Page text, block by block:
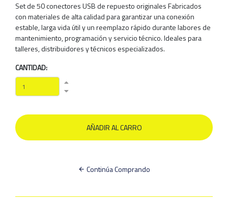
Set de 50 conectores USB de repuesto originales Fabricados
con materiales de alta calidad para garantizar una conexión
estable, larga vida útil y un reemplazo rápido durante labores de
mantenimiento, programación y servicio técnico. Ideales para
talleres, distribuidores y técnicos especializados.
CANTIDAD:
Continúa Comprando